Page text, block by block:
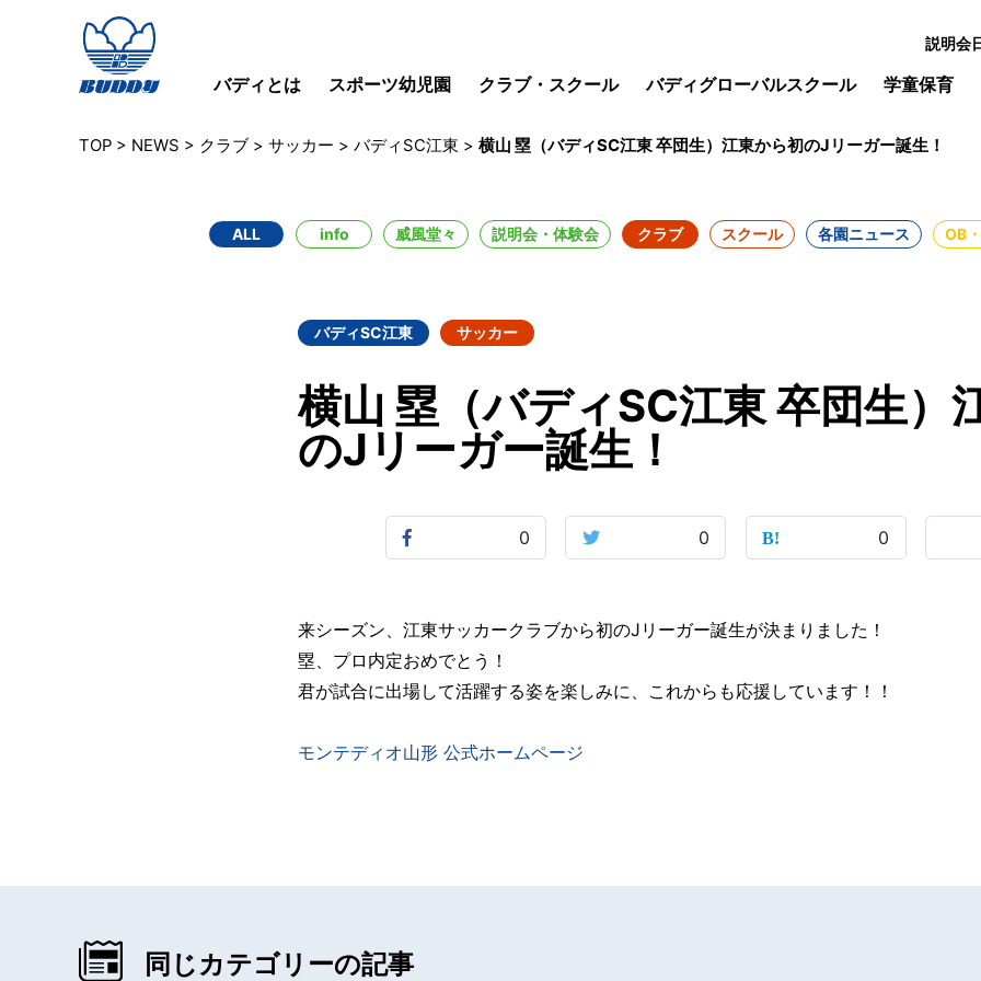
説明会
バディとは スポーツ幼児園 クラブ・スクール バディグローバルスクール 学童保育
TOP > NEWS > クラブ > サッカー > バディSC江東 > 横山 塁（バディSC江東 卒団生）江東から初のJリーガー誕生！
ALL info 威風堂々 説明会・体験会 クラブ スクール 各園ニュース OB
バディSC江東 サッカー
横山 塁（バディSC江東 卒団生）
のJリーガー誕生！
0 0 0
来シーズン、江東サッカークラブから初のJリーガー誕生が決まりました！
塁、プロ内定おめでとう！
君が試合に出場して活躍する姿を楽しみに、これからも応援しています！！
モンテディオ山形 公式ホームページ
同じカテゴリーの記事